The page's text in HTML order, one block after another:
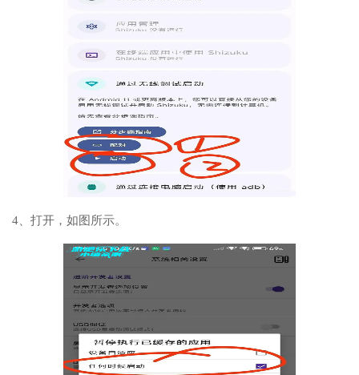
4、打开，如图所示。